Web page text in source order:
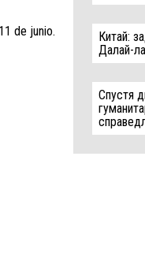
de junio.
Китай:
Далай-
Спустя